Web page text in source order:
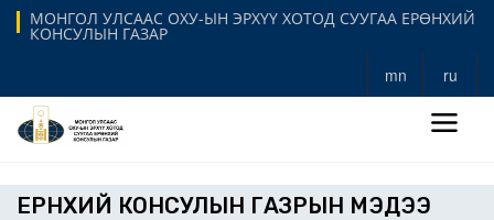
МОНГОЛ УЛСААС ОХУ-ЫН ЭРХҮҮ ХОТОД СУУГАА ЕРӨНХИЙ
КОНСУЛЫН ГАЗАР
mn ru
ЕРӨНХИЙ КОНСУЛЫН ГАЗРЫН МЭДЭЭ